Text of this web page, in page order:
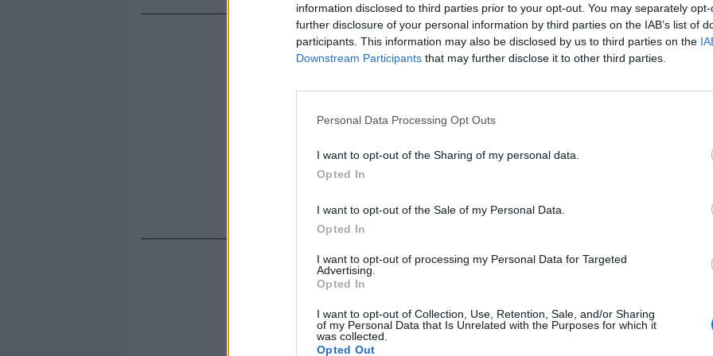
information disclosed to third parties prior to your opt-out. You may separately
further disclosure of your personal information by third parties on the IAB’s list of
participants. This information may also be disclosed by us to third parties on the
Downstream Participants that may further disclose it to other third parties.
Personal Data Processing Opt Outs
I want to opt-out of the Sharing of my personal data.
Opted In
I want to opt-out of the Sale of my Personal Data.
Opted In
I want to opt-out of processing my Personal Data for Targeted
Advertising.
Opted In
I want to opt-out of Collection, Use, Retention, Sale, and/or Sharing
of my Personal Data that Is Unrelated with the Purposes for which it
was collected.
Opted Out
Rudy Giuliani a Come States?
americana